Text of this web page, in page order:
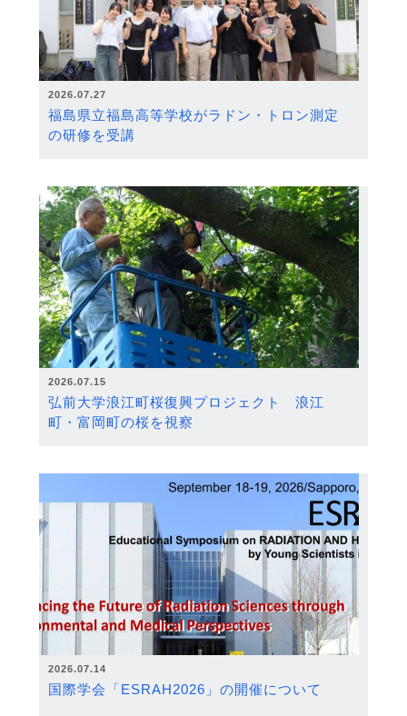
2026.07.27
福島県立福島高等学校がラドン・トロン測定
の研修を受講
2026.07.15
弘前大学浪江町桜復興プロジェクト 浪江
町・富岡町の桜を視察
2026.07.14
国際学会「ESRAH2026」の開催について